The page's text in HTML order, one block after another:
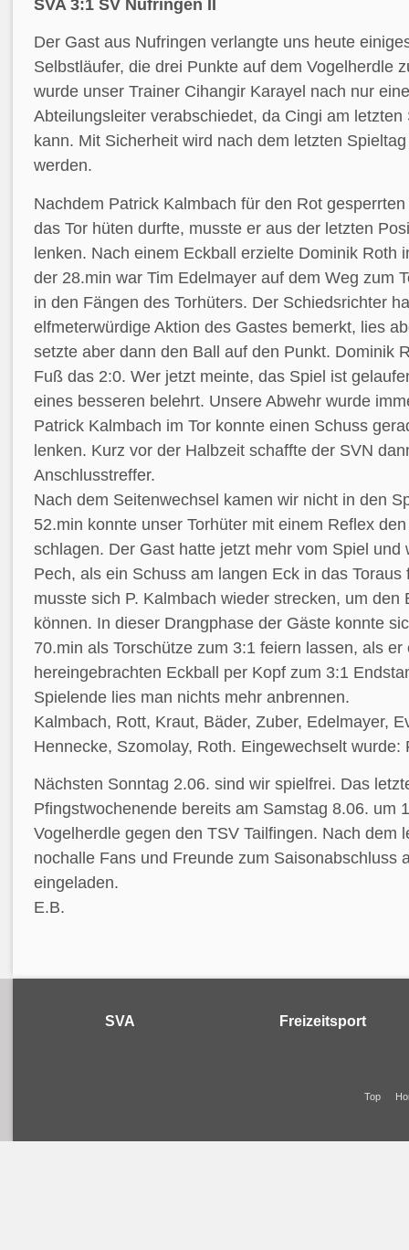
SVA 3:1 SV Nufringen II
Der Gast aus Nufringen verlangte uns heute
Selbstläufer, die drei Punkte auf dem Vogelherdle
wurde unser Trainer Cihangir Karayel nach nur
Abteilungsleiter verabschiedet, da Cingi am
kann. Mit Sicherheit wird nach dem letzten
werden.
Nachdem Patrick Kalmbach für den Rot
das Tor hüten durfte, musste er aus der letzten
lenken. Nach einem Eckball erzielte Dominik Roth
der 28.min war Tim Edelmayer auf dem Weg zum
in den Fängen des Torhüters. Der Schiedsrichter
elfmeterwürdige Aktion des Gastes bemerkt, lies
setzte aber dann den Ball auf den Punkt. Dominik
Fuß das 2:0. Wer jetzt meinte, das Spiel ist
eines besseren belehrt. Unsere Abwehr wurde
Patrick Kalmbach im Tor konnte einen Schuss
lenken. Kurz vor der Halbzeit schaffte der SVN
Anschlusstreffer.
Nach dem Seitenwechsel kamen wir nicht in den
52.min konnte unser Torhüter mit einem Reflex
schlagen. Der Gast hatte jetzt mehr vom Spiel und
Pech, als ein Schuss am langen Eck in das Toraus
musste sich P. Kalmbach wieder strecken, um den
können. In dieser Drangphase der Gäste konnte
70.min als Torschütze zum 3:1 feiern lassen, als er
hereingebrachten Eckball per Kopf zum 3:1
Spielende lies man nichts mehr anbrennen.
Kalmbach, Rott, Kraut, Bäder, Zuber, Edelmayer,
Hennecke, Szomolay, Roth. Eingewechselt wurde:
Nächsten Sonntag 2.06. sind wir spielfrei. Das
Pfingstwochenende bereits am Samstag 8.06. um
Vogelherdle gegen den TSV Tailfingen. Nach dem
nochalle Fans und Freunde zum Saisonabschluss
eingeladen.
E.B.
SVA Freizeitsport
Top